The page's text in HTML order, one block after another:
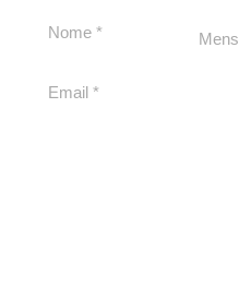
para São Paulo